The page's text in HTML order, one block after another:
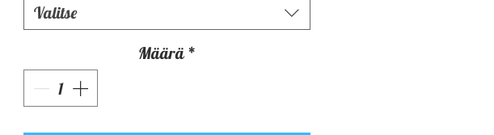
Valitse
Määrä *